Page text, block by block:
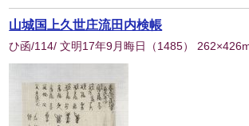
山城国上久世庄流田内検帳
ひ函/114/ 文明17年9月晦日 （1485）